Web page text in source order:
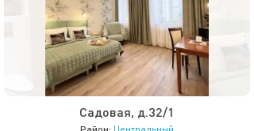
Садовая, д.32/1